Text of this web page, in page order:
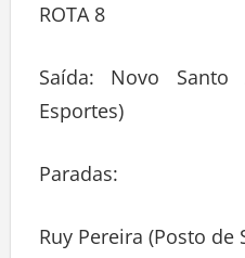
ROTA 8
Saída: Novo Santo
Esportes)
Paradas:
Ruy Pereira (Posto de